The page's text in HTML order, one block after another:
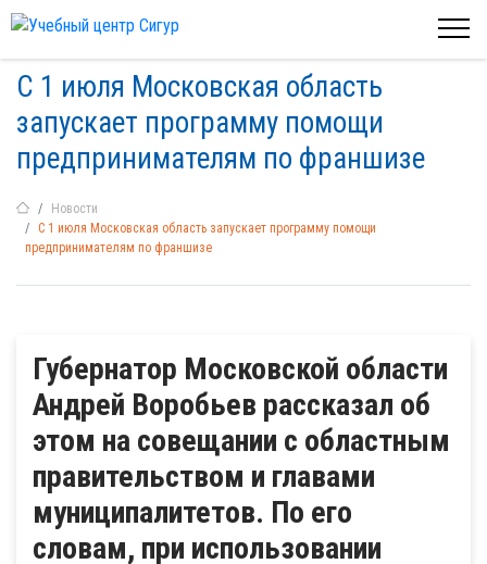
С 1 июля Московская область
запускает программу помощи
предпринимателям по франшизе
Новости
С 1 июля Московская область запускает программу помощи
предпринимателям по франшизе
Губернатор Московской области
Андрей Воробьев рассказал об
этом на совещании с областным
правительством и главами
муниципалитетов. По его
словам, при использовании